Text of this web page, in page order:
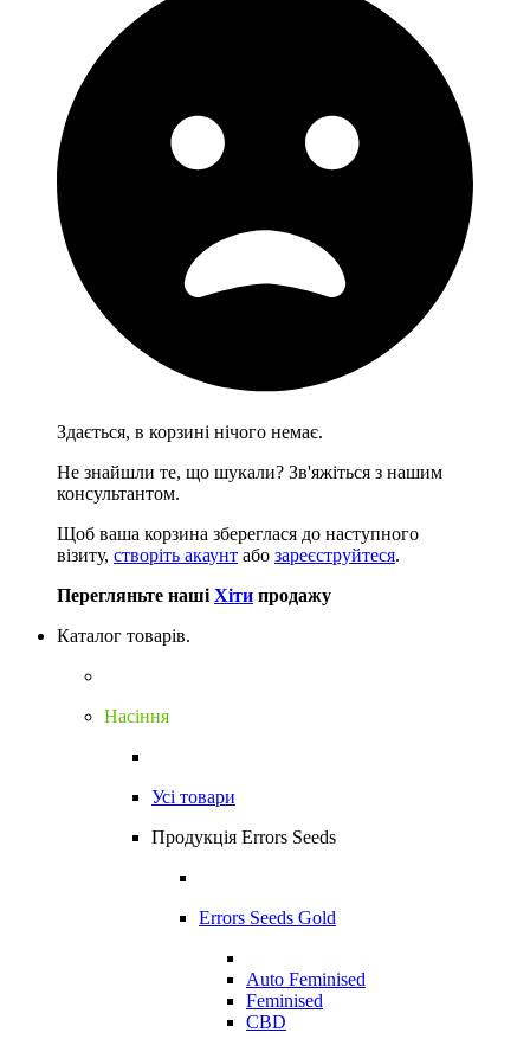
Здається, в корзині нічого немає.
Не знайшли те, що шукали? Зв'яжіться з нашим
консультантом.
Щоб ваша корзина збереглася до наступного
візиту, створіть акаунт або зареєструйтеся.
Перегляньте наші Хіти продажу
Каталог товарів.
Насіння
Усі товари
Продукція Errors Seeds
Errors Seeds Gold
Auto Feminised
Feminised
CBD